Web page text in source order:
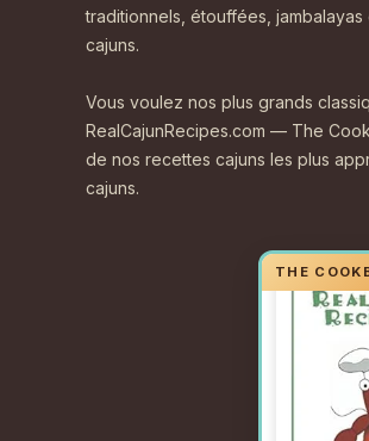
traditionnels, étouffées,
cajuns.
Vous voulez nos plus grands
RealCajunRecipes.com — The
de nos recettes cajuns les plus
cajuns.